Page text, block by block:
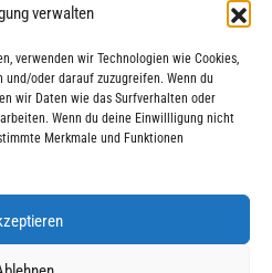
verwalten
verwenden wir Technologien wie Cookies,
oder darauf zuzugreifen. Wenn du
wir Daten wie das Surfverhalten oder
Wenn du deine Einwillligung nicht
Merkmale und Funktionen
es wieder in die Praxis mit neu
nächster Einsatz im
© 2025 AWO Ausbildung